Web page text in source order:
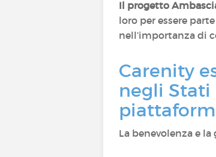
Il progetto
loro per essere
nell’importanza di
Carenity
negli Stati
La benevolenza e